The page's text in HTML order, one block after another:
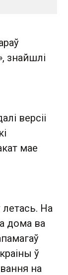
знайшлі
версіі
мае
летась. На
дома ва
ў
на